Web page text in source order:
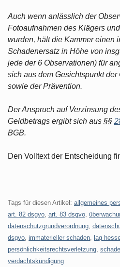
Auch wenn anlässlich der
Fotoaufnahmen des Klägers
wurden, hält die Kammer einen
Schadenersatz in Höhe von
jede der 6 Observationen) für
sich aus dem Gesichtspunkt
sowie der Prävention.
Der Anspruch auf Verzinsung
Geldbetrags ergibt sich aus §§
BGB.
Den Volltext der Entscheidung
Tags für diesen Artikel: allgemeines
art. 82 dsgvo art. 83 dsgvo
datenschutzgrundverordnung
dsgvo immaterieller schaden lag
persönlichkeitsrechtsverletzung
verdachtskündigung